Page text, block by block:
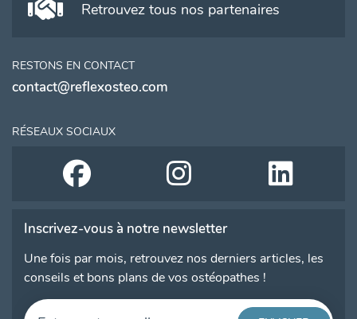
Retrouvez tous nos partenaires
RESTONS EN CONTACT
contact@reflexosteo.com
RÉSEAUX SOCIAUX
Inscrivez-vous à notre newsletter
Une fois par mois, retrouvez nos derniers articles, les
conseils et bons plans de vos ostéopathes !